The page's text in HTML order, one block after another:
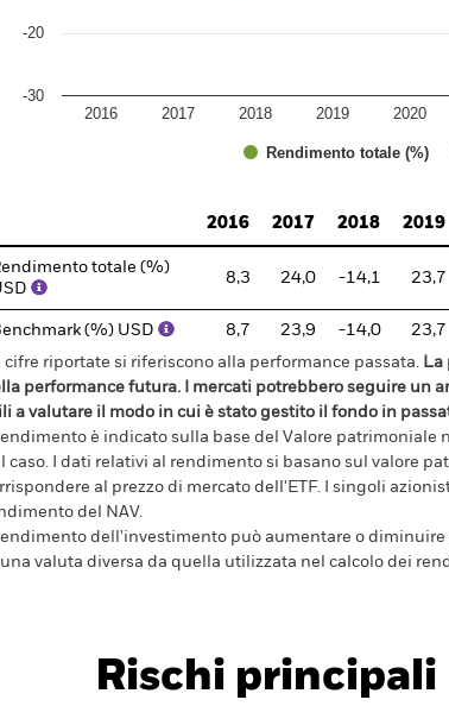
Rendimento totale (%)
2016 2017 2018 2019 2020
-30
-20
2016
2017 2018 2019
totale (%)
8,3 24,0 -14,1 23,7
(%) USD 8,7 23,9 -14,0 23,7
cifre riportate si riferiscono alla performance passata. La
performance futura. I mercati potrebbero seguire un
a valutare il modo in cui è stato gestito il fondo in
rendimento è indicato sulla base del Valore
caso. I dati relativi al rendimento si basano sul valore
al prezzo di mercato dell'ETF. I singoli
del NAV.
rendimento dell'investimento può aumentare o
valuta diversa da quella utilizzata nel calcolo dei
Rischi principali